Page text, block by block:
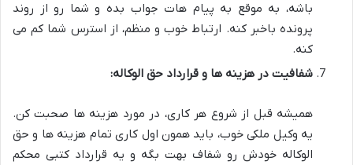
باشه، به موقع به پیام هات جواب بده و شما رو از روند
پرونده باخبر کنه. ارتباط خوب و منظم، از استرس شما کم می
کنه.
شفافیت در هزینه ها و قرارداد حق الوکاله:
همیشه قبل از شروع هر کاری، در مورد هزینه ها صحبت کن.
یه وکیل ملکی خوب، باید همون اول کاری تمام هزینه ها و حق
الوکاله خودش رو شفاف بهت بگه و یه قرارداد کتبی محکم